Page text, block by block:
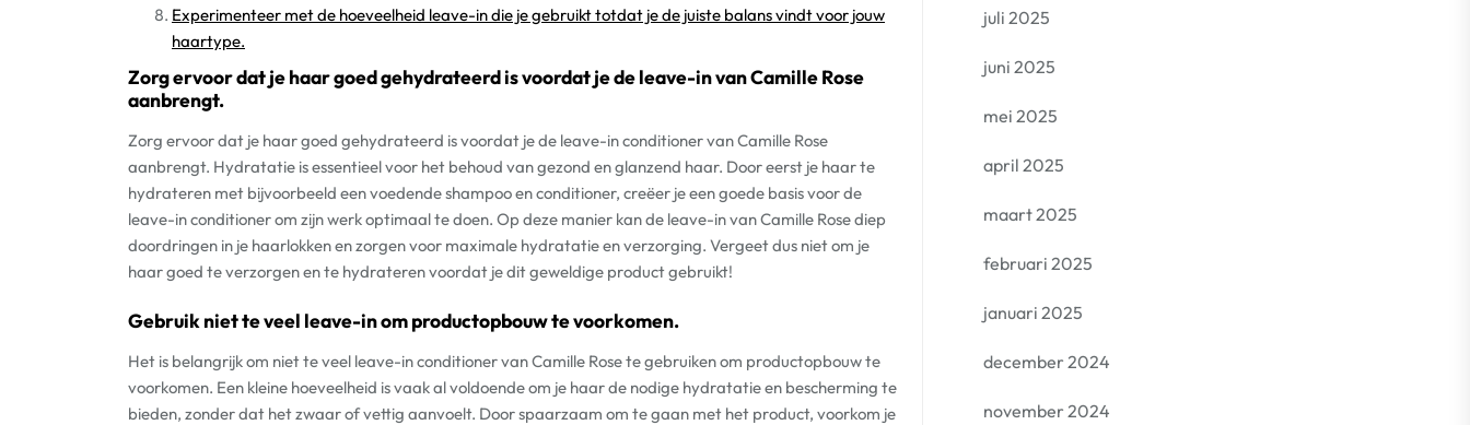
Experimenteer met de hoeveelheid leave-in die je gebruikt totdat je de juiste balans vindt voor jouw
haartype.
Zorg ervoor dat je haar goed gehydrateerd is voordat je de leave-in van Camille Rose
aanbrengt.
Zorg ervoor dat je haar goed gehydrateerd is voordat je de leave-in conditioner van Camille Rose
aanbrengt. Hydratatie is essentieel voor het behoud van gezond en glanzend haar. Door eerst je haar te
hydrateren met bijvoorbeeld een voedende shampoo en conditioner, creëer je een goede basis voor de
leave-in conditioner om zijn werk optimaal te doen. Op deze manier kan de leave-in van Camille Rose diep
doordringen in je haarlokken en zorgen voor maximale hydratatie en verzorging. Vergeet dus niet om je
haar goed te verzorgen en te hydrateren voordat je dit geweldige product gebruikt!
Gebruik niet te veel leave-in om productopbouw te voorkomen.
Het is belangrijk om niet te veel leave-in conditioner van Camille Rose te gebruiken om productopbouw te
voorkomen. Een kleine hoeveelheid is vaak al voldoende om je haar de nodige hydratatie en bescherming te
bieden, zonder dat het zwaar of vettig aanvoelt. Door spaarzaam om te gaan met het product, voorkom je
juli 2025
juni 2025
mei 2025
april 2025
maart 2025
februari 2025
januari 2025
december 2024
november 2024